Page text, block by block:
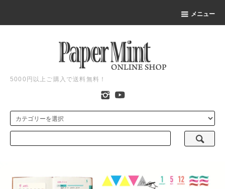
メニュー
5000円以上ご購入で送料無料！